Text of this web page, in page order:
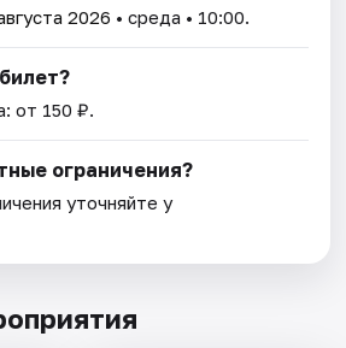
2026 • среда • 10:00.
от 150 ₽.
ограничения?
уточняйте у